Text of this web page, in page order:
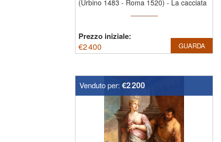
(Urbino 1483 - Roma 1520) - La cacciata
Prezzo iniziale:
€2 400 GUARDA
Venduto per: €2 200